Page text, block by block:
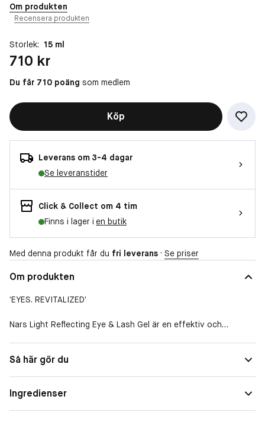
Om produkten
Recensera produkten
Storlek: 15 ml
Pris: 710 kr
710 kr
Du får 710 poäng som medlem
Köp
Leverans om 3-4 dagar
Se leveranstider
Click & Collect om 4 tim
Finns i lager i en butik
Med denna produkt får du fri leverans · Se priser
Om produkten
‘EYES. REVITALIZED’
Nars Light Reflecting Eye & Lash Gel är en effektiv och
vitaliserar och vårdar det känsliga ögonområdet med ett unikt
fuktkomplex. Och den minimerar ’svullnad’ / påsar under
Pro-Vitamin B5 som samverkar för jämna ut och ljusa upp
ögonen samtidig som du får fylligare, längre och tjockare
Så här gör du
Ingredienser